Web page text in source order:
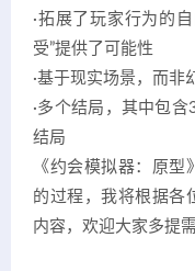
·拓展了玩家行为的
受”提供了可能性
·基于现实场景，而非
·多个结局，其中包
结局
《约会模拟器：原
的过程，我将根据各
内容，欢迎大家多提